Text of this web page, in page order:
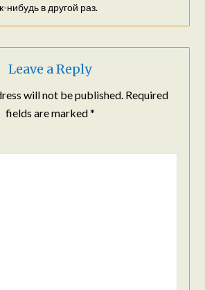
нибудь в другой раз.
Leave a Reply
will not be published. Required
fields are marked*